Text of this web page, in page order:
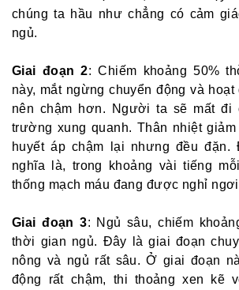
chúng ta hầu như chẳng có cảm
ngủ.
Giai đoạn 2: Chiếm khoảng 50%
này, mắt ngừng chuyển động và
nên chậm hơn. Người ta sẽ mất đi
trường xung quanh. Thân nhiệt
huyết áp chậm lại nhưng đều đặn.
nghĩa là, trong khoảng vài tiếng
thống mạch máu đang được nghỉ
Giai đoạn 3: Ngủ sâu, chiếm
thời gian ngủ. Đây là giai đoạn
nông và ngủ rất sâu. Ở giai đoạn
động rất chậm, thi thoảng xen kẽ